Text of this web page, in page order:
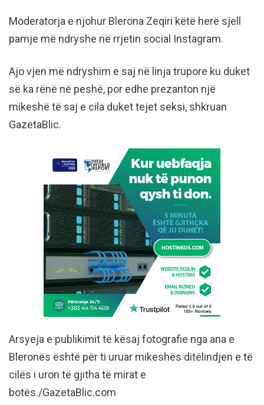
Moderatorja e njohur Blerona Zeqiri këtë herë sjell
pamje më ndryshe në rrjetin social Instagram.
Ajo vjen më ndryshim e saj në linja trupore ku duket
së ka rënë në peshë, por edhe prezanton një
mikeshë të saj e cila duket tejet seksi, shkruan
GazetaBlic.
Arsyeja e publikimit të kësaj fotografie nga ana e
Bleronës është për ti uruar mikeshës ditëlindjen e të
cilës i uron të gjitha të mirat e
botës./GazetaBlic.com